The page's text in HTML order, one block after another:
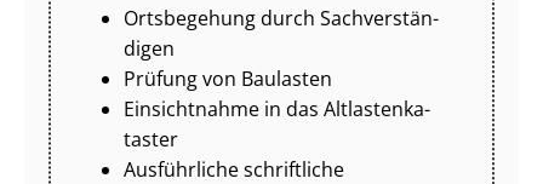
Ortsbegehung durch Sach­ver­stän­
di­gen
Prüfung von Baulasten
Einsichtnahme in das Alt­las­ten­ka­
tas­ter
Ausführliche schriftliche